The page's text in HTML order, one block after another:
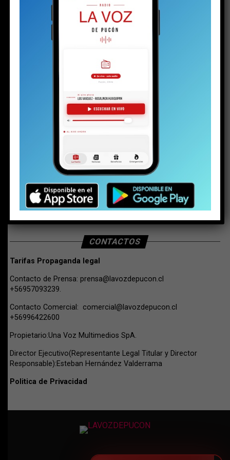
BUSCAR
CONTACTOS
Tarifas Propaganda legal
Contacto de Prensa: prensa@lavozdepucon.cl
+56957093239.
Contacto Comercial: comercial@lavozdepucon.cl
+56996422600
Propietario:Una Voz Multimedios SpA.
Director Ejecutivo(Representante Legal Titular y Director
Responsable):Esteban Hernández Valderrama
Politica de Privacidad